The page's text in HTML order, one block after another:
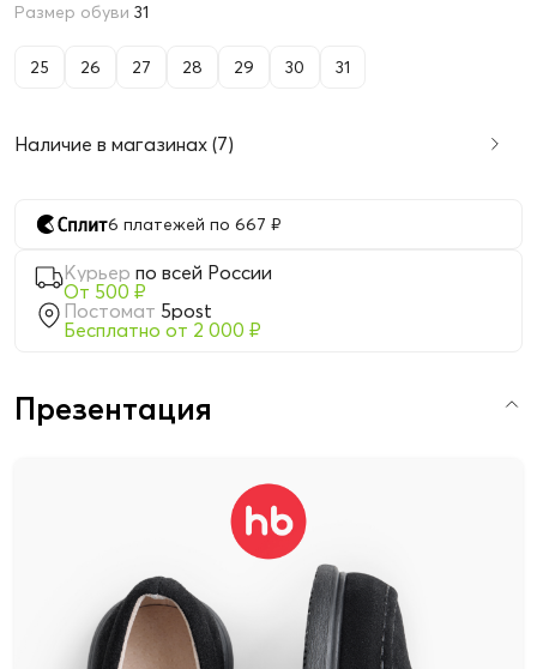
Размер обуви 31
25 26 27 28 29 30 31
Наличие в магазинах (7)
6 платежей по 667 ₽
Курьер по всей России
От 500 ₽
Постомат 5post
Бесплатно от 2 000 ₽
Презентация